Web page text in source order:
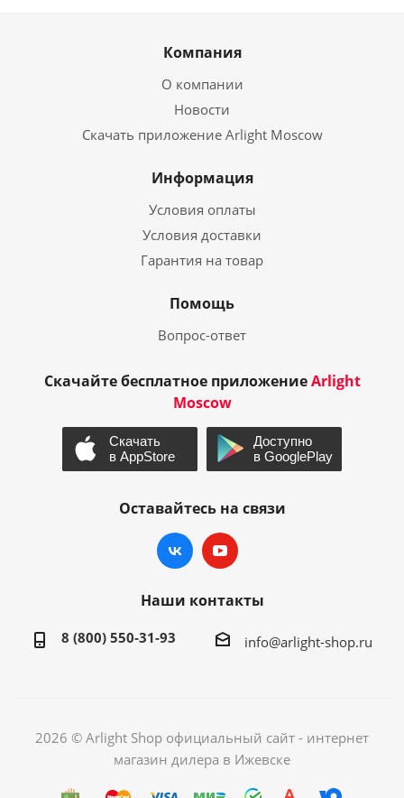
Компания
О компании
Новости
Скачать приложение Arlight Moscow
Информация
Условия оплаты
Условия доставки
Гарантия на товар
Помощь
Вопрос-ответ
Скачайте бесплатное приложениеArlight
Moscow
Оставайтесь на связи
Наши контакты
8 (800) 550-31-93 info@arlight-shop.ru
2026 © Arlight Shop официальный сайт - интернет
магазин дилера в Ижевске